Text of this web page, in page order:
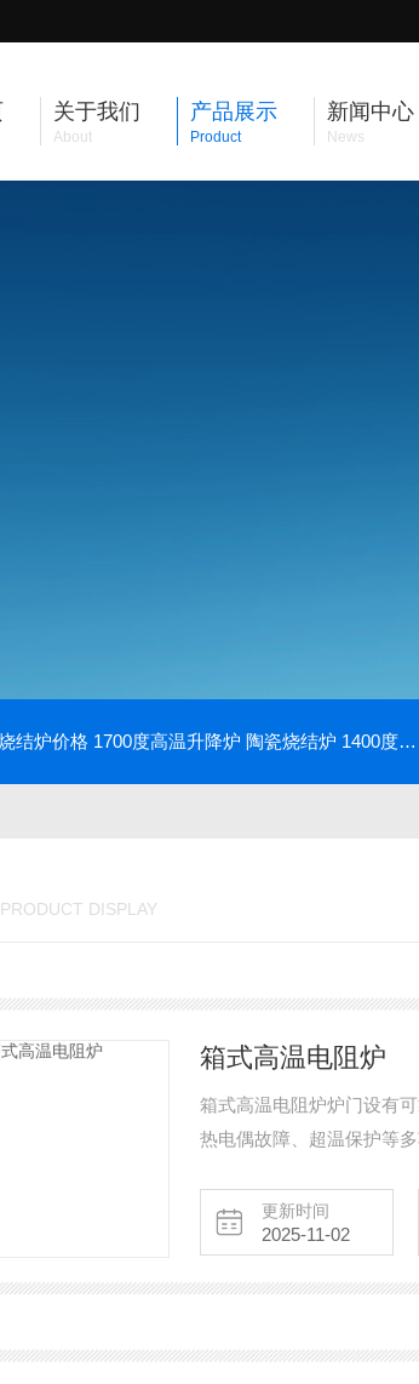
关于我们
About
产品展示
Product
新闻中心
News
结炉价格 1700度高温升降炉 陶瓷烧结炉 1400度电动升降炉 实验室使用
DISPLAY
箱式高温电阻炉
箱式高温电阻炉炉门设有
热电偶故障、超温保护等
均匀。
更新时间
2025-11-02